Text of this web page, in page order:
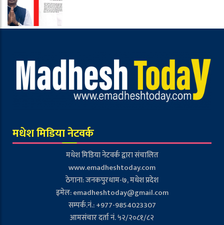
मधेश मिडिया नेटवर्क
मधेश मिडिया नेटवर्क द्वारा संचालित
www.emadheshtoday.com
ठेगाना: जनकपुरधाम-७, मधेश प्रदेश
इमेल:emadheshtoday@gmail.com
सम्पर्क.नं.: +977-9854023307
आमसंचार दर्ता नं. ५२/२०८१/८२